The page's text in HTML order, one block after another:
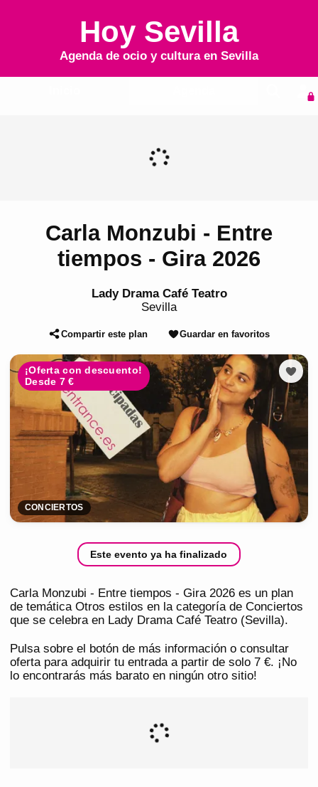
Hoy Sevilla
Agenda de ocio y cultura en Sevilla
Carla Monzubi - Entre
tiempos - Gira 2026
Lady Drama Café Teatro
Sevilla
Compartir este plan Guardar en favoritos
¡Oferta con descuento!
Desde 7 €
CONCIERTOS
Este evento ya ha finalizado
Carla Monzubi - Entre tiempos - Gira 2026 es un plan
de temática Otros estilos en la categoría de Conciertos
que se celebra en Lady Drama Café Teatro (Sevilla).
Pulsa sobre el botón de más información o consultar
oferta para adquirir tu entrada a partir de solo 7 €. ¡No
lo encontrarás más barato en ningún otro sitio!